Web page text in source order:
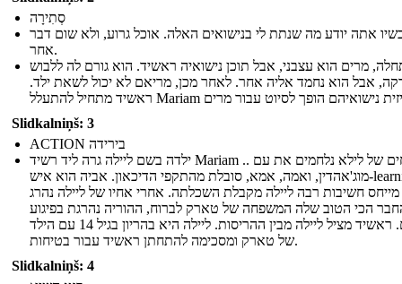
סְתִירָה
אתה יודע מה שנתת לי בנישואים האלה. אוכל גרוע, ולא שום דבר
אחר.
מרים הוא עצבני, אבל תוכן נישואיה ראשיד. הוא גורם לה ללבוש
אבל הוא נחמד אליה אחר. לאחר מכן, מריאם לא יכול לשאת ילד.
Slidkalniņš: 3
ACTION בירידה
ילדה בשם ליילה גרה ליד רשיד Mariam .. האחים של לילא נלחמים את עם
מוג'אהדין, ואמה, אמא, סובלת מהתקפי הדיכאון. אביה הוא איש-learning
חשיבות רבה ליילה מקבלת השכלתה. אחרי אחיו של ליילה נהרג
הכי הטוב שלה המשפחה של טארק לברוח, ההוריה נהרגת בפיגוע
ביתם. ראשיד מציל ליילה מבין ההריסות. ליילה היא בהריון בגיל 14 עם הילד
של טארק ומסכימה להתחתן ראשיד עבור בטיחות.
Slidkalniņš: 4